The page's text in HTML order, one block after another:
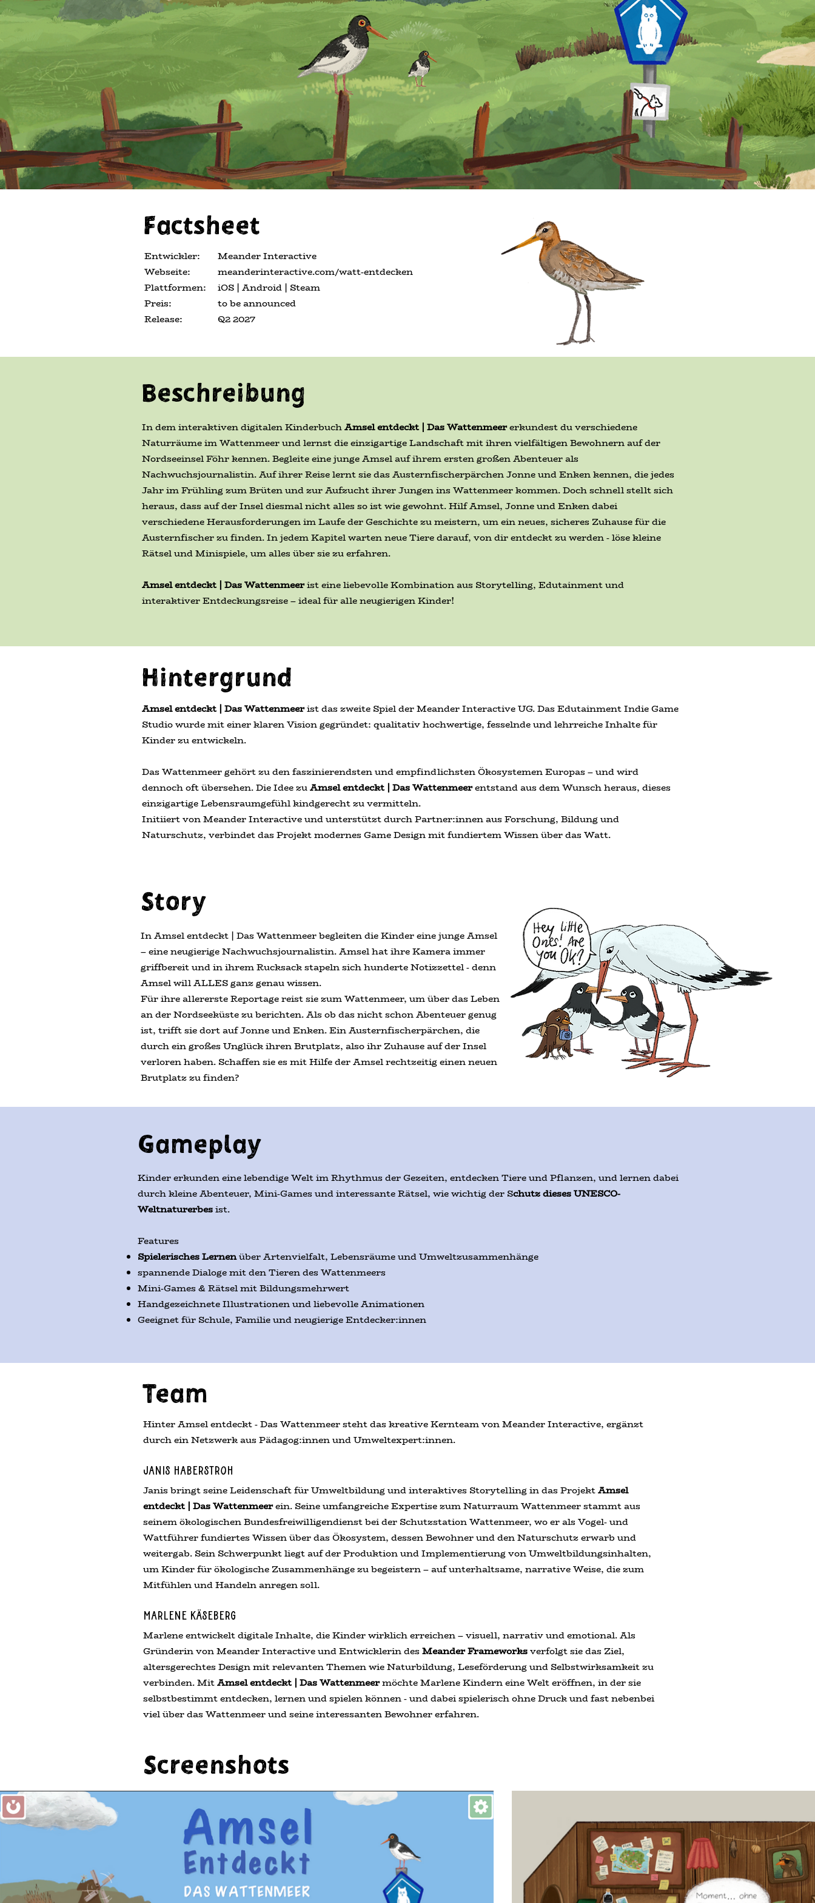
Factsheet
Entwickler:
Webseite:
Plattformen:
Preis:
Release:
Meander Interactive
meanderinteractive.com/watt-entdecken
iOS | Android | Steam
to be announced
Q2 2027
Beschreibung
In dem interaktiven digitalen KinderbuchAmsel entdeckt | Das Wattenmeererkundest du verschiedene
Naturräume im Wattenmeer und lernst die einzigartige Landschaft mit ihren vielfältigen Bewohnern auf der
Nordseeinsel Föhr kennen. Begleite eine junge Amsel auf ihrem ersten großen Abenteuer als
Nachwuchsjournalistin. Auf ihrer Reise lernt sie das Austernfischerpärchen Jonne und Enken kennen, die jedes
Jahr im Frühling zum Brüten und zur Aufzucht ihrer Jungen ins Wattenmeer kommen. Doch schnell stellt sich
heraus, dass auf der Insel diesmal nicht alles so ist wie gewohnt. Hilf Amsel, Jonne und Enken dabei
verschiedene Herausforderungen im Laufe der Geschichte zu meistern, um ein neues, sicheres Zuhause für die
Austernfischer zu finden. In jedem Kapitel warten neue Tiere darauf, von dir entdeckt zu werden - löse kleine
Rätsel und Minispiele, um alles über sie zu erfahren.
Amsel entdeckt | Das Wattenmeerist eine liebevolle Kombination aus Storytelling, Edutainment und
interaktiver Entdeckungsreise – ideal für alle neugierigen Kinder!
Hintergrund
Amsel entdeckt | Das Wattenmeerist das zweite Spiel der Meander Interactive UG. Das Edutainment Indie Game
Studio wurde mit einer klaren Vision gegründet: qualitativ hochwertige, fesselnde und lehrreiche Inhalte für
Kinder zu entwickeln.
Das Wattenmeer gehört zu den faszinierendsten und empfindlichsten Ökosystemen Europas – und wird
dennoch oft übersehen. Die Idee zuAmsel entdeckt | Das Wattenmeerentstand aus dem Wunsch heraus, dieses
einzigartige Lebensraumgefühl kindgerecht zu vermitteln.
Initiiert von Meander Interactive und unterstützt durch Partner:innen aus Forschung, Bildung und
Naturschutz, verbindet das Projekt modernes Game Design mit fundiertem Wissen über das Watt.
Story
In Amsel entdeckt | Das Wattenmeer begleiten die Kinder eine junge Amsel
– eine neugierige Nachwuchsjournalistin. Amsel hat ihre Kamera immer
griffbereit und in ihrem Rucksack stapeln sich hunderte Notizzettel - denn
Amsel will ALLES ganz genau wissen.
Für ihre allererste Reportage reist sie zum Wattenmeer, um über das Leben
an der Nordseeküste zu berichten. Als ob das nicht schon Abenteuer genug
ist, trifft sie dort auf Jonne und Enken. Ein Austernfischerpärchen, die
durch ein großes Unglück ihren Brutplatz, also ihr Zuhause auf der Insel
verloren haben. Schaffen sie es mit Hilfe der Amsel rechtzeitig einen neuen
Brutplatz zu finden?
Gameplay
Kinder erkunden eine lebendige Welt im Rhythmus der Gezeiten, entdecken Tiere und Pflanzen, und lernen dabei
durch kleine Abenteuer, Mini-Games und interessante Rätsel, wie wichtig der Schutz dieses UNESCO-
Weltnaturerbesist.
Features
Spielerisches Lernenüber Artenvielfalt, Lebensräume und Umweltzusammenhänge
spannende Dialoge mit den Tieren des Wattenmeers
Mini-Games & Rätsel mit Bildungsmehrwert
Handgezeichnete Illustrationen und liebevolle Animationen
Geeignet für Schule, Familie und neugierige Entdecker:innen
Team
Hinter Amsel entdeckt - Das Wattenmeer steht das kreative Kernteam von Meander Interactive, ergänzt
durch ein Netzwerk aus Pädagog:innen und Umweltexpert:innen.
Janis Haberstroh
Janis bringt seine Leidenschaft für Umweltbildung und interaktives Storytelling in das ProjektAmsel
entdeckt | Das Wattenmeerein. Seine umfangreiche Expertise zum Naturraum Wattenmeer stammt aus
seinem ökologischen Bundesfreiwilligendienst bei der Schutzstation Wattenmeer, wo er als Vogel- und
Wattführer fundiertes Wissen über das Ökosystem, dessen Bewohner und den Naturschutz erwarb und
weitergab. Sein Schwerpunkt liegt auf der Produktion und Implementierung von Umweltbildungsinhalten,
um Kinder für ökologische Zusammenhänge zu begeistern – auf unterhaltsame, narrative Weise, die zum
Mitfühlen und Handeln anregen soll.
Marlene Käseberg
Marlene entwickelt digitale Inhalte, die Kinder wirklich erreichen – visuell, narrativ und emotional. Als
Gründerin von Meander Interactive und Entwicklerin des Meander Frameworksverfolgt sie das Ziel,
altersgerechtes Design mit relevanten Themen wie Naturbildung, Leseförderung und Selbstwirksamkeit zu
verbinden. MitAmsel entdeckt | Das Wattenmeermöchte Marlene Kindern eine Welt eröffnen, in der sie
selbstbestimmt entdecken, lernen und spielen können - und dabei spielerisch ohne Druck und fast nebenbei
viel über das Wattenmeer und seine interessanten Bewohner erfahren.
Screenshots